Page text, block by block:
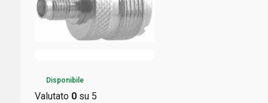
Disponibile
Valutato 0su 5